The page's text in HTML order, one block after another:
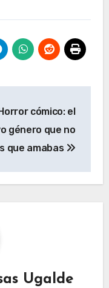
cómico: el
género que no
que amabas
Ugalde